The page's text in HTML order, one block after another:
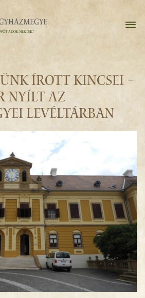
ÍROTT KINCSEI –
NYÍLT AZ
LEVÉLTÁRBAN